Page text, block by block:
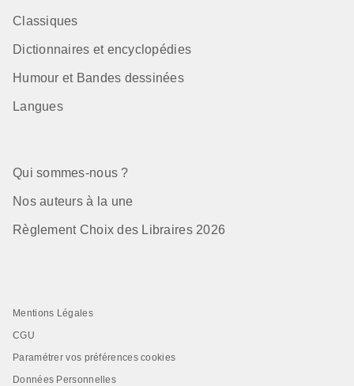
Classiques
Dictionnaires et encyclopédies
Humour et Bandes dessinées
Langues
Qui sommes-nous ?
Nos auteurs à la une
Règlement Choix des Libraires 2026
Mentions Légales
CGU
Paramétrer vos préférences cookies
Données Personnelles